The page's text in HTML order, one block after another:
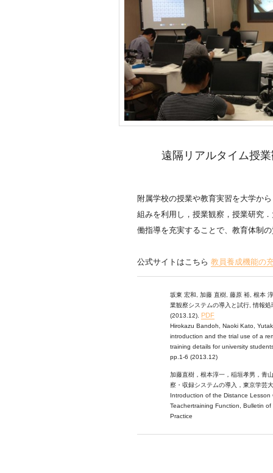
遠隔リアルタイム授
附属学校の授業や教育実習を大学か
組みを利用し，授業観察，授業研究
働指導を充実することで、教育体制
公式サイトはこちら 教員養成機能の
坂東 宏和, 加藤 直樹, 藤原 裕, 根本
業観察システムの導入と試行, 情報
(2013.12). PDF
Hirokazu Bandoh, Naoki Kato,
introduction and the trial use of a
training details for university
pp.1-6 (2013.12)
加藤直樹，根本淳一，稲垣孝男，青
察・収録システムの導入，東京学芸
Introduction of the Distance
Teachertraining Function, Bulletin
Practice